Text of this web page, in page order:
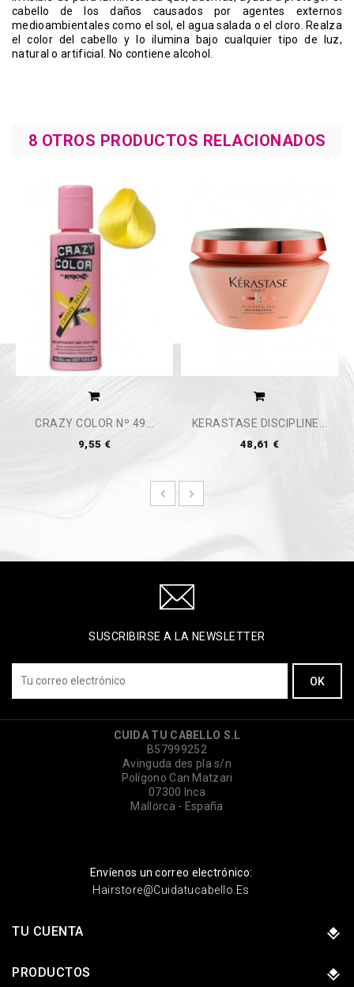
cabello de los daños causados por agentes externos
medioambientales como el sol, el agua salada o el cloro.
Realza
el color del cabello y lo ilumina bajo cualquier tipo de luz,
natural o artificial. No contiene alcohol.
8 OTROS PRODUCTOS RELACIONADOS
CRAZY COLOR Nº 49...
9,55 €
KERASTASE DISCIPLINE...
48,61 €
SUSCRIBIRSE A LA NEWSLETTER
CUIDA TU CABELLO S.L
B57999252
Avinguda des pla s/n
Polígono Can Matzari
07300 Inca
Mallorca - España
Envíenos un correo electrónico:
Hairstore@cuidatucabello.es
TU CUENTA
PRODUCTOS